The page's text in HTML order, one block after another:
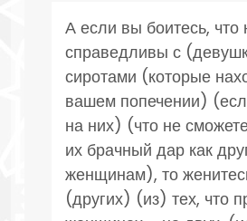
А если вы боитесь, что
справедливы с
сиротами (которые
вашем попечении)
на них) (что не
их брачный дар как
женщинам), то
(других) (из) тех, что